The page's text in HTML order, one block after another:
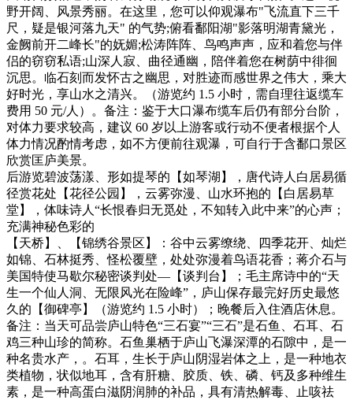
野开阔、风景秀丽。在这里，您可以仰观瀑布"飞流直下三千
尺，疑是银河落九天" 的气势;俯看鄱阳湖"影落明湖青黛光，
金阙前开二峰长"的妩媚;松涛阵阵、鸟鸣声声，应和着您与伴
侣的窃窃私语;山深人寂、曲径通幽，陪伴着您在树荫中徘徊
沉思。临石刻而发怀古之幽思，对胜迹而感世界之伟大，乘大
好时光，享山水之清兴。（游览约 1.5 小时，需自理往返缆车
费用 50 元/人）。备注：鉴于大口瀑布缆车后仍有部分台阶，
对体力要求较高，建议 60 岁以上游客或行动不便者根据个人
体力情况酌情考虑，如不方便前往观瀑，可自行于含鄱口景区
欣赏匡庐美景。
后游览碧波荡漾、形如提琴的【如琴湖】，唐代诗人白居易循
径赏花处【花径公园】，云雾弥漫、山水环抱的【白居易草
堂】，体味诗人“长恨春归无觅处，不知转入此中来”的心声；
充满神秘色彩的
【天桥】、【锦绣谷景区】：谷中云雾缭绕、四季花开、灿烂
如锦、石林挺秀、怪松覆壁，处处弥漫着鸟语花香；蒋介石与
美国特使马歇尔秘密谈判处—【谈判台】；毛主席诗中的“天
生一个仙人洞、无限风光在险峰”，庐山保存最完好历史最悠
久的【御碑亭】（游览约 1.5 小时）；晚餐后入住酒店休息。
备注：当天可品尝庐山特色“三石宴”“三石”是石鱼、石耳、石
鸡三种山珍的简称。石鱼巢栖于庐山飞瀑深潭的石隙中，是一
种名贵水产，。石耳，生长于庐山阴湿岩体之上，是一种地衣
类植物，状似地耳，含有肝糖、胶质、铁、磷、钙及多种维生
素，是一种高蛋白滋阴润肺的补品，具有清热解毒、止咳祛